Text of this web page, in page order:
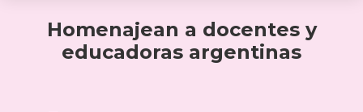
Homenajean a docentes y
educadoras argentinas